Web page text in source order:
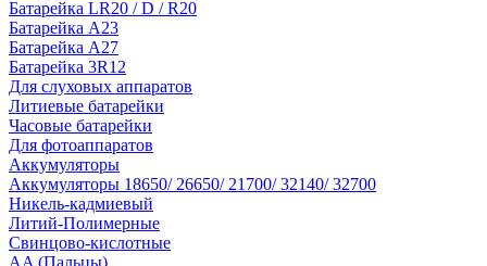
Батарейка LR20 / D / R20
Батарейка A23
Батарейка A27
Батарейка 3R12
Для слуховых аппаратов
Литиевые батарейки
Часовые батарейки
Для фотоаппаратов
Аккумуляторы
Аккумуляторы 18650/ 26650/ 21700/ 32140/ 32700
Никель-кадмиевый
Литий-Полимерные
Свинцово-кислотные
AA (Пальцы)